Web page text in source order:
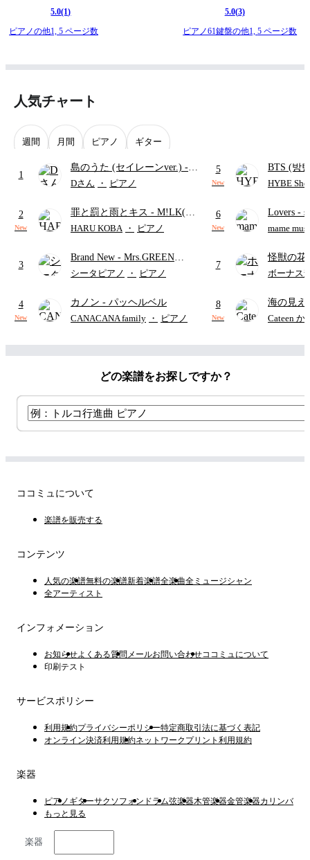
5.0(1)
ピアノの他1, 5 ページ数
5.0(3)
ピアノ61鍵盤の他1,5 ページ数
人気チャート
週間 月間 ピアノ ギター
1
島のうた (セイレーンver.) -
セイレーン(CV.鈴木みのり)
ード・ペダル付き/『映画ちい
かわ 人魚の島のひみつ』よ
Dさん ・ ピアノ
2
New
罪と罰と雨とキス - M!LK(佐
野勇斗&吉田仁人)
HARU KOBA ・ ピアノ
3
Brand New - Mrs.GREEN
APPLE
シータピアノ ・ ピアノ
4
New
カノン - パッヘルベル
CANACANA family ・ ピアノ
5
New
BTS (방
HYBE
6
New
Lovers -
ト)
mame
7
怪獣の
ードパー
ボーナス
8
New
海の見
Cateen か
どの楽譜をお探しですか？
ココミュについて
楽譜を販売する
コンテンツ
人気の楽譜無料の楽譜新着楽譜全楽曲全ミュージシャン
全アーティスト
インフォメーション
お知らせよくある質問 メールお問い合わせココミュについて
印刷テスト
サービスポリシー
利用規約プライバシーポリシー特定商取引法に基づく表記
オンライン決済利用規約ネットワークプリント利用規約
楽器
ピアノ ギターサクソフォン ドラム弦楽器木管楽器金管楽器カリンバ
もっと見る
楽器